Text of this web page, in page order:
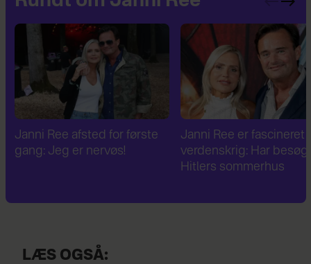
Janni Ree er fascineret af 2.
verdenskrig: Har besøgt
Janni Ree bryder
tavsheden: "Det er
fuldstændig absurd"
LÆS OGSÅ: